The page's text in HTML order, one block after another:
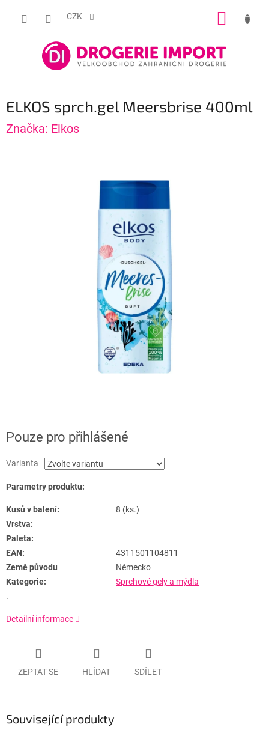
CZK
ELKOS sprch.gel Meersbrise 400ml
Značka: Elkos
Pouze pro přihlášené
Varianta
Parametry produktu:
Kusů v balení:
8 (ks.)
Vrstva:
Paleta:
EAN:
4311501104811
Země původu
Německo
Kategorie:
Sprchové gely a mýdla
.
Detailní informace
ZEPTAT SE HLÍDAT SDÍLET
Související produkty